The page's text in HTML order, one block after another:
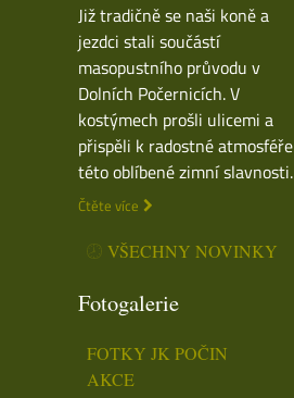
Již tradičně se naši koně a
jezdci stali součástí
masopustního průvodu v
Dolních Počernicích. V
kostýmech prošli ulicemi a
přispěli k radostné atmosféře
této oblíbené zimní slavnosti.
Čtěte více
VŠECHNY NOVINKY
Fotogalerie
FOTKY JK POČIN
AKCE